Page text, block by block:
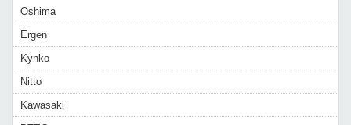
Oshima
Ergen
Kynko
Nitto
Kawasaki